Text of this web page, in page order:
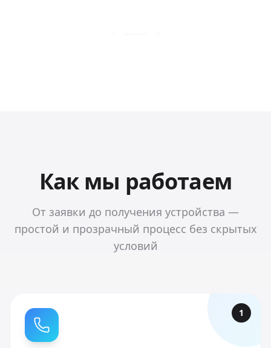
Как мы работаем
От заявки до получения устройства —
простой и прозрачный процесс без скрытых
условий
1